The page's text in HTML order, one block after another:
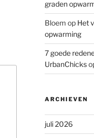
graden
Bloem op Het
opwarming
7 goede
UrbanChicks
ARCHIEVEN
juli 2026